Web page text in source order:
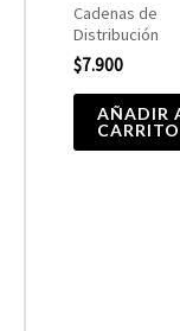
Cadenas de
Distribución
$7.900
AÑADIR
CARRITO